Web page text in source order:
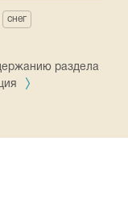
снег
раздела